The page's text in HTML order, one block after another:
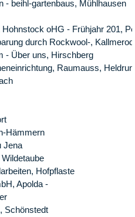
- beihl-gartenbaus, Mühlhausen
oHG - Frühjahr 201,
durch Rockwool-,
- Über uns, Hirschberg
Raumauss,
Hämmern
Jena
Hofpflaste
Apolda -
Schönstedt